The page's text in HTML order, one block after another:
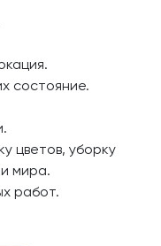
состояние.
цветов, уборку
мира.
работ.